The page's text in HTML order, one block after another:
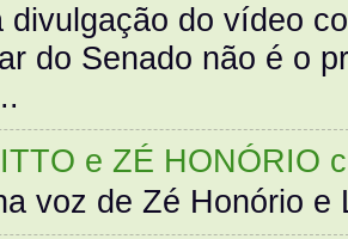
divulgação do vídeo
do Senado não é o
e ZÉ HONÓRIO
voz de Zé Honório